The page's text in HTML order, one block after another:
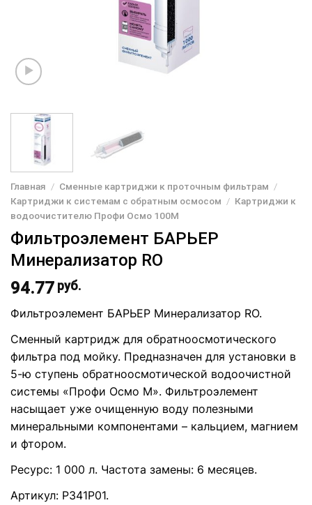
Главная / Сменные картриджи к проточным фильтрам /
Картриджи к системам с обратным осмосом / Картриджи к
водоочистителю Профи Осмо 100М
Фильтроэлемент БАРЬЕР
Минерализатор RO
94.77 руб.
Фильтроэлемент БАРЬЕР Минерализатор RO.
Сменный картридж для обратноосмотического
фильтра под мойку. Предназначен для установки в
5-ю ступень обратноосмотической водоочистной
системы «Профи Осмо М». Фильтроэлемент
насыщает уже очищенную воду полезными
минеральными компонентами – кальцием, магнием
и фтором.
Ресурс: 1 000 л. Частота замены: 6 месяцев.
Артикул: Р341Р01.